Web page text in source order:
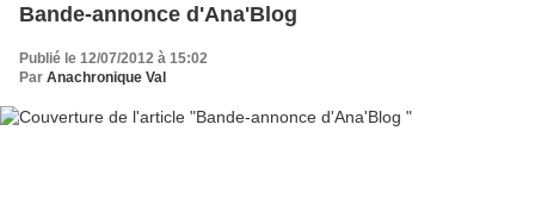
Bande-annonce d'Ana'Blog
Publié le 12/07/2012 à 15:02
Par Anachronique Val